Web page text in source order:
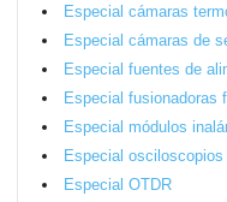
Especial cámaras
Especial cámaras de
Especial fuentes de
Especial fusionadoras
Especial módulos
Especial osciloscopios
Especial OTDR